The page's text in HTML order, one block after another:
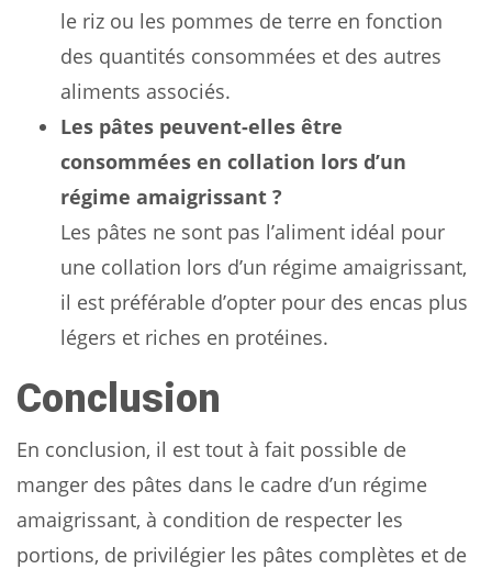
le riz ou les pommes de terre en fonction
des quantités consommées et des autres
aliments associés.
Les pâtes peuvent-elles être
consommées en collation lors d’un
régime amaigrissant ?
Les pâtes ne sont pas l’aliment idéal pour
une collation lors d’un régime amaigrissant,
il est préférable d’opter pour des encas plus
légers et riches en protéines.
Conclusion
En conclusion, il est tout à fait possible de
manger des pâtes dans le cadre d’un régime
amaigrissant, à condition de respecter les
portions, de privilégier les pâtes complètes et de